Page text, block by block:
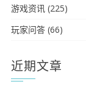
游戏资讯 (225)
玩家问答 (66)
近期文章